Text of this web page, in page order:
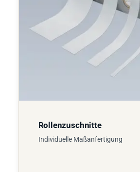
Rollenzuschnitte
Individuelle Maßanfertigung